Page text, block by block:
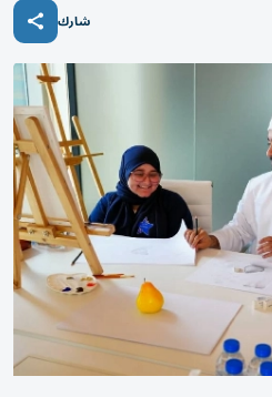
شارك